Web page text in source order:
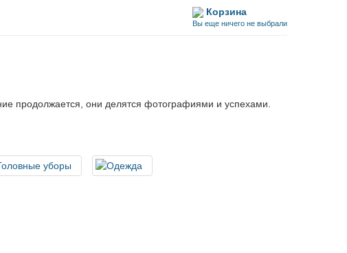
Корзина
Вы еще ничего не выбрали
продолжается, они делятся фотографиями и успехами.